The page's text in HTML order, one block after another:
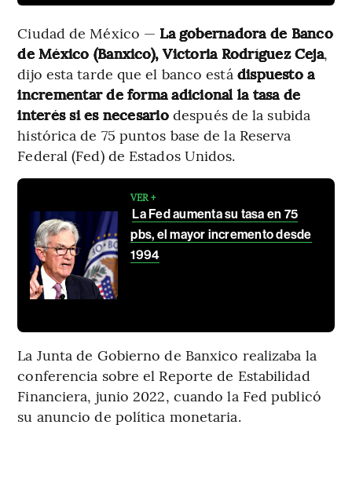
Ciudad de México — La gobernadora de Banco
de México (Banxico), Victoria Rodríguez Ceja,
dijo esta tarde que el banco está dispuesto a
incrementar de forma adicional la tasa de
interés si es necesariodespués de la subida
histórica de 75 puntos base de la Reserva
Federal (Fed) de Estados Unidos.
VER +
La Fed aumenta su tasa en 75
pbs, el mayor incremento desde
1994
La Junta de Gobierno de Banxico realizaba la
conferencia sobre el Reporte de Estabilidad
Financiera, junio 2022, cuando la Fed publicó
su anuncio de política monetaria.